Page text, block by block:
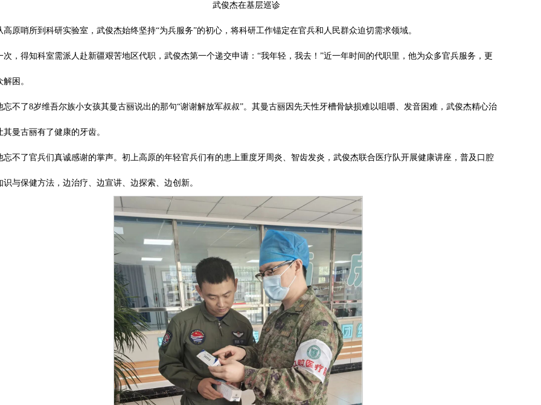
武俊杰在基层巡诊
高原哨所到科研实验室，武俊杰始终坚持“为兵服务”的初心，将科研工作锚定在官兵和人民群众迫切需求领域。
次，得知科室需派人赴新疆艰苦地区代职，武俊杰第一个递交申请：“我年轻，我去！”近一年时间的代职里，他为众多官兵服务，更
困。
忘不了8岁维吾尔族小女孩其曼古丽说出的那句“谢谢解放军叔叔”。其曼古丽因先天性牙槽骨缺损难以咀嚼、发音困难，武俊杰精心治
其曼古丽有了健康的牙齿。
忘不了官兵们真诚感谢的掌声。初上高原的年轻官兵们有的患上重度牙周炎、智齿发炎，武俊杰联合医疗队开展健康讲座，普及口腔
识与保健方法，边治疗、边宣讲、边探索、边创新。